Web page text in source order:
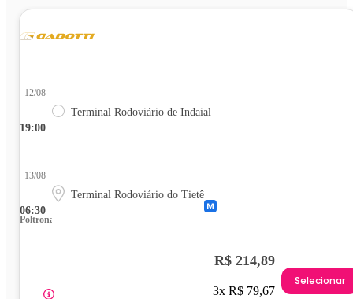
19:00
12/08
Terminal Rodoviário de Indaial
06:30
13/08
Terminal Rodoviário do Tietê
Poltrona
R$ 214,89
3x R$ 79,67
Selecionar